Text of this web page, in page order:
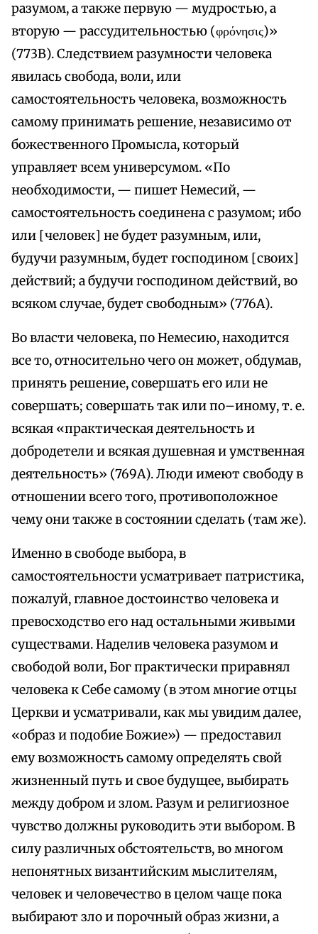
разумом, а также первую — мудростью, а
вторую — рассудительностью (φρόνησις)»
(773В). Следствием разумности человека
явилась свобода, воли, или
самостоятельность человека, возможность
самому принимать решение, независимо от
божественного Промысла, который
управляет всем универсумом. «По
необходимости, — пишет Немесий, —
самостоятельность соединена с разумом; ибо
или [человек] не будет разумным, или,
будучи разумным, будет господином [своих]
действий; а будучи господином действий, во
всяком случае, будет свободным» (776А).
Во власти человека, по Немесию, находится
все то, относительно чего он может, обдумав,
принять решение, совершать его или не
совершать; совершать так или по–иному, т. е.
всякая «практическая деятельность и
добродетели и всякая душевная и умственная
деятельность» (769А). Люди имеют свободу в
отношении всего того, противоположное
чему они также в состоянии сделать (там же).
Именно в свободе выбора, в
самостоятельности усматривает патристика,
пожалуй, главное достоинство человека и
превосходство его над остальными живыми
существами. Наделив человека разумом и
свободой воли, Бог практически приравнял
человека к Себе самому (в этом многие отцы
Церкви и усматривали, как мы увидим далее,
«образ и подобие Божие») — предоставил
ему возможность самому определять свой
жизненный путь и свое будущее, выбирать
между добром и злом. Разум и религиозное
чувство должны руководить эти выбором. В
силу различных обстоятельств, во многом
непонятных византийским мыслителям,
человек и человечество в целом чаще пока
выбирают зло и порочный образ жизни, а